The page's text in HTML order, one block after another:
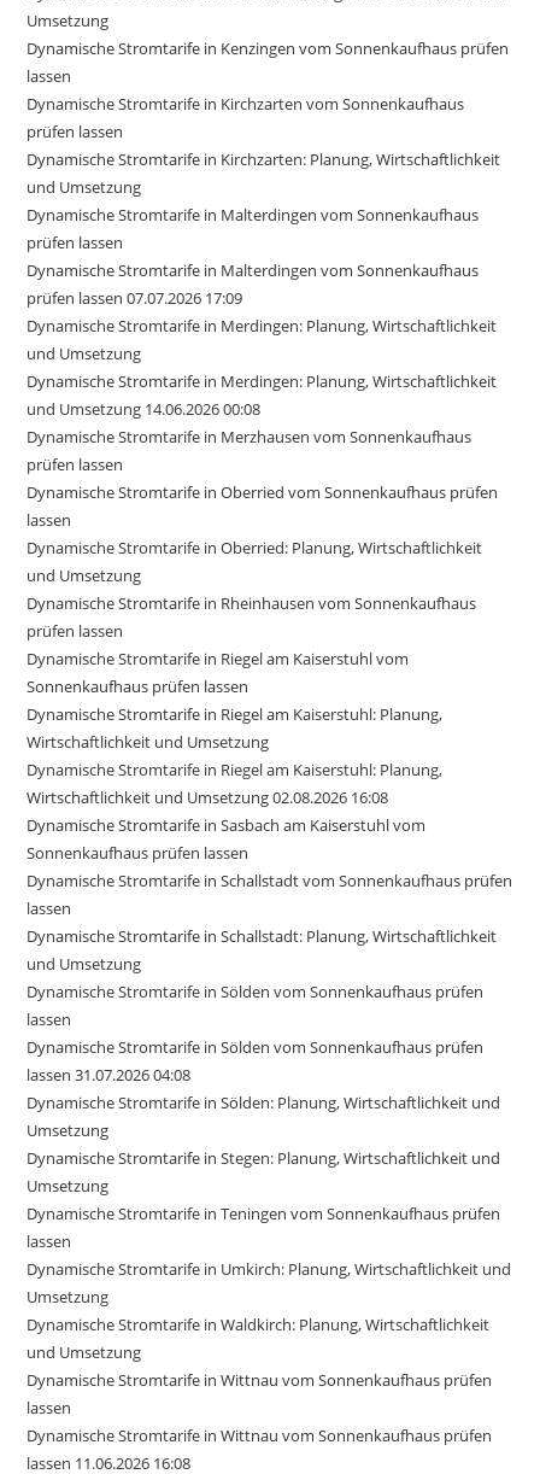
Umsetzung
Dynamische Stromtarife in Kenzingen vom Sonnenkaufhaus prüfen
lassen
Dynamische Stromtarife in Kirchzarten vom Sonnenkaufhaus
prüfen lassen
Dynamische Stromtarife in Kirchzarten: Planung, Wirtschaftlichkeit
und Umsetzung
Dynamische Stromtarife in Malterdingen vom Sonnenkaufhaus
prüfen lassen
Dynamische Stromtarife in Malterdingen vom Sonnenkaufhaus
prüfen lassen 07.07.2026 17:09
Dynamische Stromtarife in Merdingen: Planung, Wirtschaftlichkeit
und Umsetzung
Dynamische Stromtarife in Merdingen: Planung, Wirtschaftlichkeit
und Umsetzung 14.06.2026 00:08
Dynamische Stromtarife in Merzhausen vom Sonnenkaufhaus
prüfen lassen
Dynamische Stromtarife in Oberried vom Sonnenkaufhaus prüfen
lassen
Dynamische Stromtarife in Oberried: Planung, Wirtschaftlichkeit
und Umsetzung
Dynamische Stromtarife in Rheinhausen vom Sonnenkaufhaus
prüfen lassen
Dynamische Stromtarife in Riegel am Kaiserstuhl vom
Sonnenkaufhaus prüfen lassen
Dynamische Stromtarife in Riegel am Kaiserstuhl: Planung,
Wirtschaftlichkeit und Umsetzung
Dynamische Stromtarife in Riegel am Kaiserstuhl: Planung,
Wirtschaftlichkeit und Umsetzung 02.08.2026 16:08
Dynamische Stromtarife in Sasbach am Kaiserstuhl vom
Sonnenkaufhaus prüfen lassen
Dynamische Stromtarife in Schallstadt vom Sonnenkaufhaus prüfen
lassen
Dynamische Stromtarife in Schallstadt: Planung, Wirtschaftlichkeit
und Umsetzung
Dynamische Stromtarife in Sölden vom Sonnenkaufhaus prüfen
lassen
Dynamische Stromtarife in Sölden vom Sonnenkaufhaus prüfen
lassen 31.07.2026 04:08
Dynamische Stromtarife in Sölden: Planung, Wirtschaftlichkeit und
Umsetzung
Dynamische Stromtarife in Stegen: Planung, Wirtschaftlichkeit und
Umsetzung
Dynamische Stromtarife in Teningen vom Sonnenkaufhaus prüfen
lassen
Dynamische Stromtarife in Umkirch: Planung, Wirtschaftlichkeit und
Umsetzung
Dynamische Stromtarife in Waldkirch: Planung, Wirtschaftlichkeit
und Umsetzung
Dynamische Stromtarife in Wittnau vom Sonnenkaufhaus prüfen
lassen
Dynamische Stromtarife in Wittnau vom Sonnenkaufhaus prüfen
lassen 11.06.2026 16:08